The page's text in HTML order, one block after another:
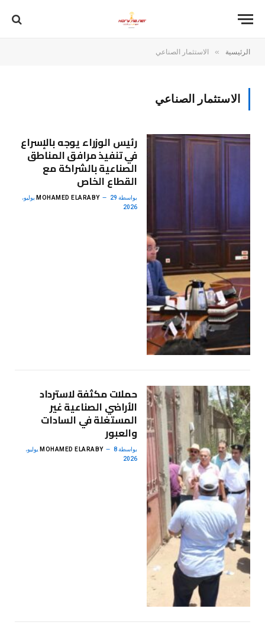
الرئيسية » الاستثمار الصناعي
الاستثمار الصناعي
رئيس الوزراء يوجه بالإسراع
في تنفيذ مرافق المناطق
الصناعية بالشراكة مع
القطاع الخاص
بواسطة MOHAMED ELARABY 29 يوليو،
2026
حملات مكثفة لاسترداد
الأراضي الصناعية غير
المستغلة في السادات
والعبور
بواسطة MOHAMED ELARABY 8 يوليو،
2026